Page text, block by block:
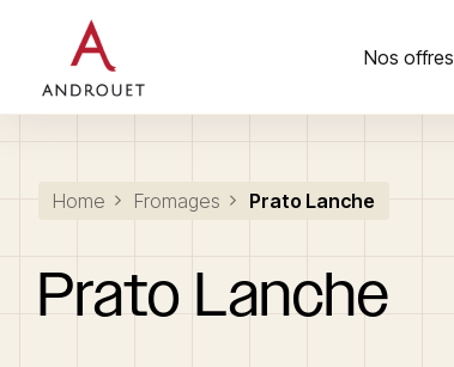
Nos offres
Rechercher un mot clé
Home Fromages Prato Lanche
Prato Lanche